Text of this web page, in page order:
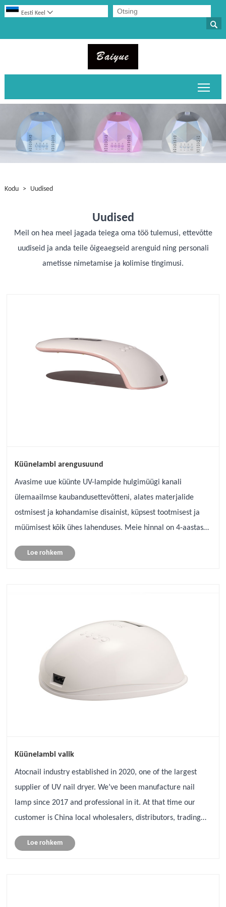

Eesti Keel 
Kodu > Uudised
Uudised
Meil on hea meel jagada teiega oma töö tulemusi, ettevõtte
uudiseid ja anda teile õigeaegseid arenguid ning personali
ametisse nimetamise ja kolimise tingimusi.
Küünelambi arengusuund
Avasime uue küünte UV-lampide hulgimüügi kanali
ülemaailmse kaubandusettevõtteni, alates materjalide
ostmisest ja kohandamise disainist, küpsest tootmisest ja
müümisest kõik ühes lahenduses. Meie hinnal on 4-aastase
hästi turgu, mis annab soovitu......
Loe rohkem
Küünelambi valik
Atocnail industry established in 2020, one of the largest
supplier of UV nail dryer. We’ve been manufacture nail
lamp since 2017 and professional in it. At that time our
customer is China local wholesalers, distributors, trading
lot quantity l......
Loe rohkem